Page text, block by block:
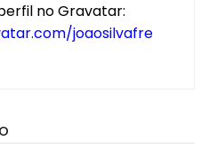
no Gravatar:
joaosilvafre